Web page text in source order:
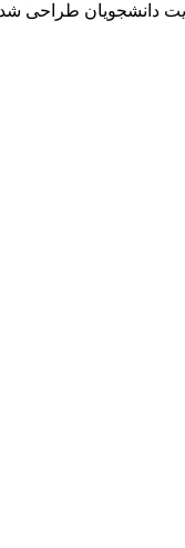
دانشجویان طراحی